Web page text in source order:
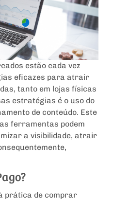
estão cada vez
eficazes para atrair
tanto em lojas físicas
estratégias é o uso do
de conteúdo. Este
ferramentas podem
a visibilidade, atrair
prática de comprar